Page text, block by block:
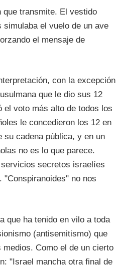
que transmite. El vestido
el vuelo de un ave
el mensaje de
con la excepción
que le dio sus 12
el voto más alto de todos los
le concedieron los 12 en
su cadena pública, y en un
no es lo que parece.
secretos israelíes
no nos
que ha tenido en vilo a toda
(antisemitismo) que
Como el de un cierto
"Israel mancha otra final de